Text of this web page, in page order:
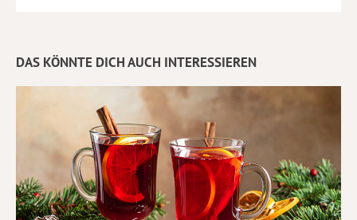
DAS KÖNNTE DICH AUCH INTERESSIEREN